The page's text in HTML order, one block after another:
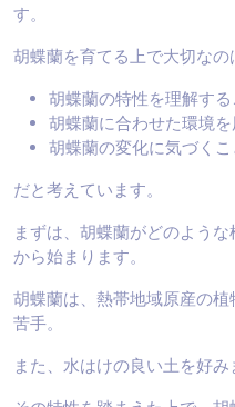
す。
胡蝶蘭を育てる上で大切なの
胡蝶蘭の特性を理解する
胡蝶蘭に合わせた環境を
胡蝶蘭の変化に気づくこ
だと考えています。
まずは、胡蝶蘭がどのよう
から始まります。
胡蝶蘭は、熱帯地域原産の
苦手。
また、水はけの良い土を好み